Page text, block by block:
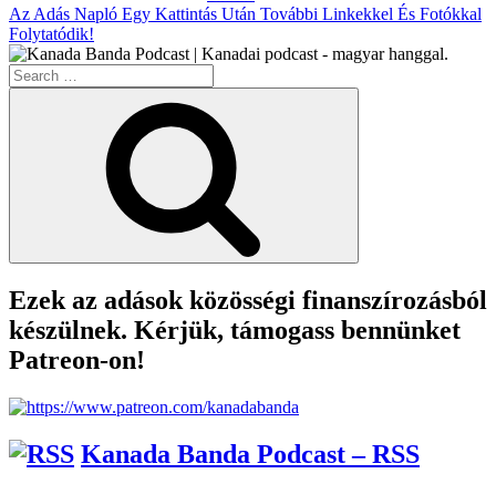
Az Adás Napló Egy Kattintás Után További Linkekkel És Fotókkal
Folytatódik!
Search
for:
Ezek az adások közösségi finanszírozásból
készülnek. Kérjük, támogass bennünket
Patreon-on!
Kanada Banda Podcast – RSS